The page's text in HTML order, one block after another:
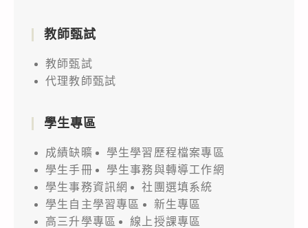
教師甄試
教師甄試
代理教師甄試
學生專區
成績缺曠
學生學習歷程檔案專區
學生手冊
學生事務與轉導工作網
學生事務資訊網
社團選填系統
學生自主學習專區
新生專區
高三升學專區
線上授課專區